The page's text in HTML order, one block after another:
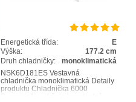
Energetická třída:
E
Výška:
177.2 cm
Druh chladničky:
monoklimatická
NSK6D181ES Vestavná
chladnička monoklimatická Detaily
produktu Chladnička 6000